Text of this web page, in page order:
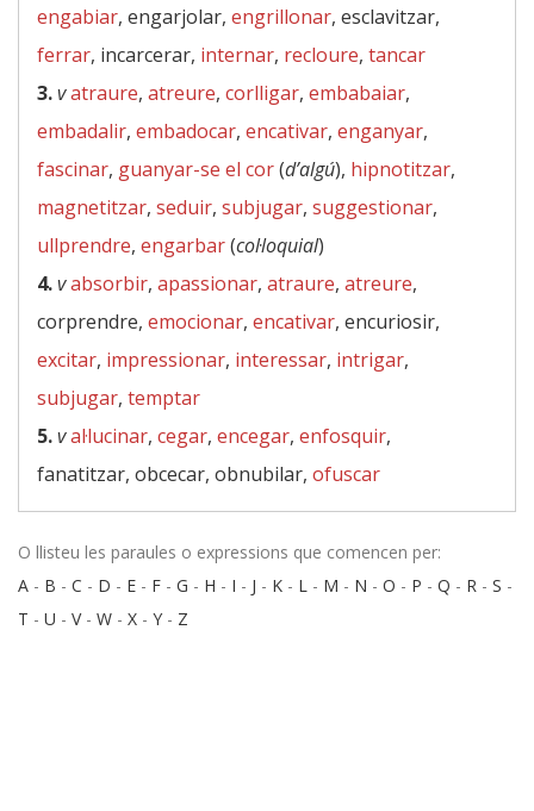
engabiar, engarjolar, engrillonar, esclavitzar,
ferrar, incarcerar, internar, recloure, tancar
3.vatraure, atreure, corlligar, embabaiar,
embadalir, embadocar, encativar, enganyar,
fascinar, guanyar-se el cor(d’algú), hipnotitzar,
magnetitzar, seduir, subjugar, suggestionar,
ullprendre, engarbar(col·loquial)
4.vabsorbir, apassionar, atraure, atreure,
corprendre, emocionar, encativar, encuriosir,
excitar, impressionar, interessar, intrigar,
subjugar, temptar
5.val·lucinar, cegar, encegar, enfosquir,
fanatitzar, obcecar, obnubilar, ofuscar
O llisteu les paraules o expressions que comencen per:
A - B - C - D - E - F - G - H - I - J - K - L - M - N - O - P - Q - R - S -
T - U - V- W - X - Y - Z